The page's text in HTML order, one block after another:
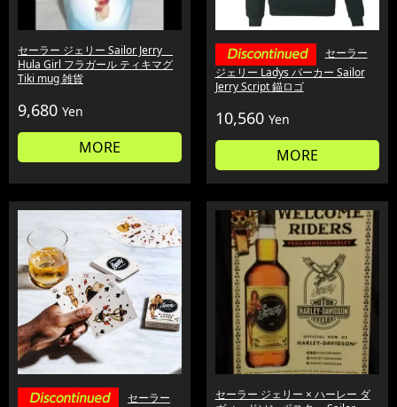
セーラー ジェリー Sailor Jerry
Hula Girl フラガール ティキマグ
Tiki mug 雑貨
9,680 Yen
MORE
セーラー
ジェリー Ladys パーカー Sailor
Jerry Script 錨ロゴ
10,560 Yen
MORE
セーラー
セーラー ジェリー × ハーレー ダ